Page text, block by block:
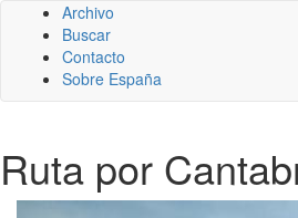
Archivo
Buscar
Contacto
Sobre España
Ruta por